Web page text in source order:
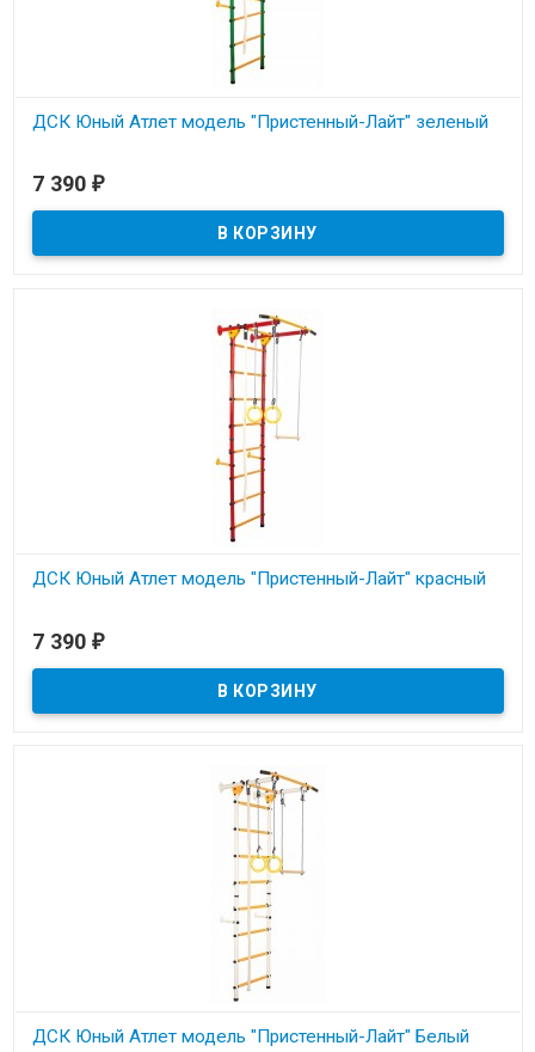
ДСК Юный Атлет модель "Пристенный-Лайт" зеленый
до 100кг.
7 390 ₽
ДСК Юный Атлет модель "Пристенный-Лайт" красный
до 100кг.
7 390 ₽
ДСК Юный Атлет модель "Пристенный-Лайт" Белый